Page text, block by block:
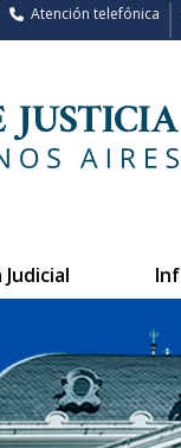
Atención telefónica
Judicial